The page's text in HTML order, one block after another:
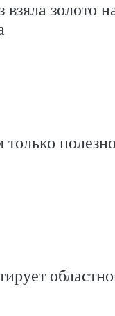
золото